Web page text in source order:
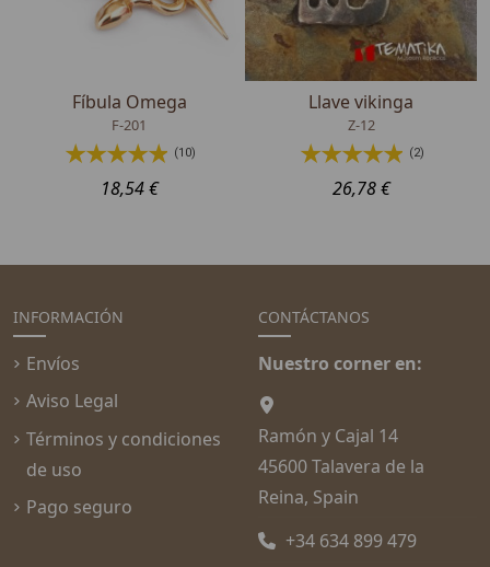
Fíbula Omega
F-201
(10)
18,54 €
Llave vikinga
Z-12
(2)
26,78 €
INFORMACIÓN
Envíos
Aviso Legal
Términos y condiciones
de uso
Pago seguro
CONTÁCTANOS
Nuestro corner en:
Ramón y Cajal 14
45600 Talavera de la
Reina, Spain
+34 634 899 479